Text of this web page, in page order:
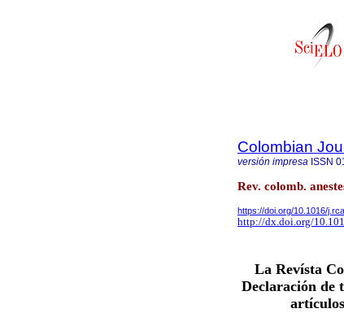
Colombian
versión impresa ISSN
Rev. colomb.
https://doi.org/10.1016/
http://dx.doi.org/
La Revísta
Declaración de